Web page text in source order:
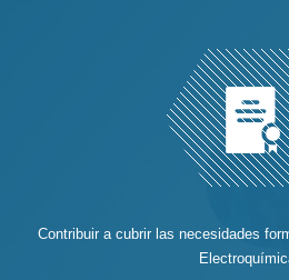
Contribuir a cubrir las necesidades